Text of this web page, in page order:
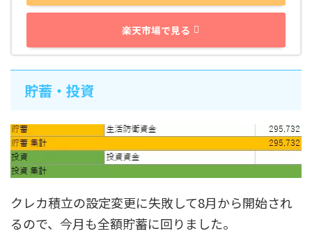
楽天市場で見る
貯蓄・投資
クレカ積立の設定変更に失敗して8月から開始され
るので、今月も全額貯蓄に回りました。